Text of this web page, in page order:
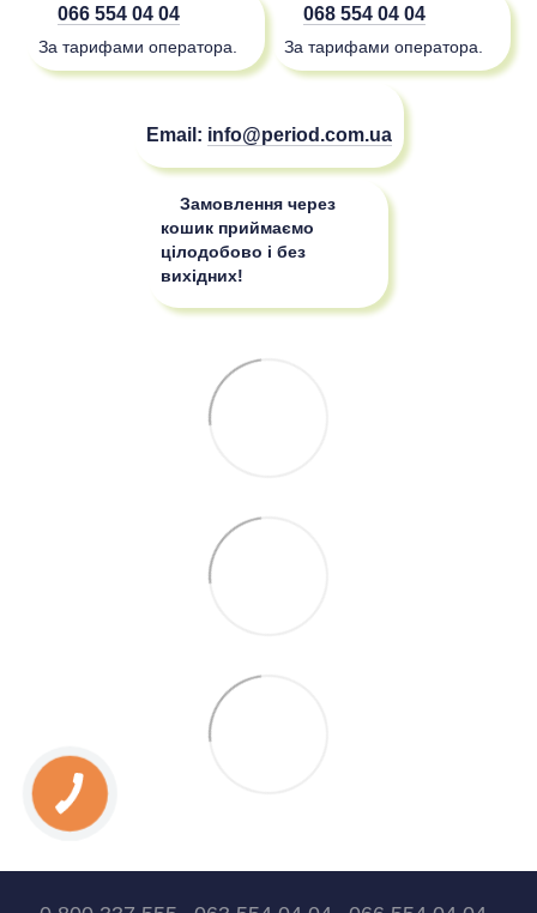
066 554 04 04
За тарифами оператора.
068 554 04 04
За тарифами оператора.
Email: info@period.com.ua
Замовлення через
кошик приймаємо
цілодобово і без
вихідних!